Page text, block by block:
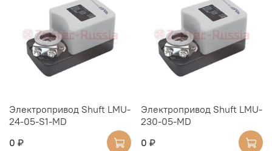
Электропривод Shuft LMU-
24-05-S1-MD
0 ₽
Электропривод Shuft LMU-
230-05-MD
0 ₽